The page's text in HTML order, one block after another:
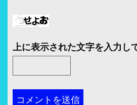
上に表示された文字を入力し